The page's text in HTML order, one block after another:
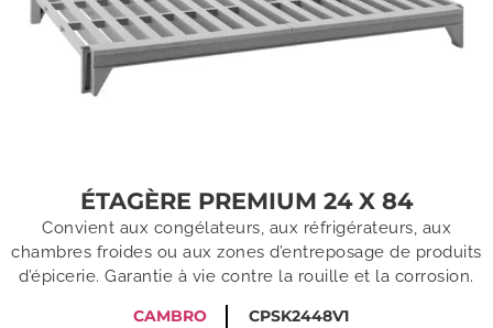
ÉTAGÈRE PREMIUM 24 X 84
Convient aux congélateurs, aux réfrigérateurs, aux
chambres froides ou aux zones d’entreposage de produits
d’épicerie. Garantie à vie contre la rouille et la corrosion.
CAMBRO
CPSK2448V1